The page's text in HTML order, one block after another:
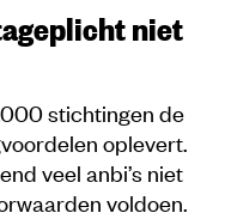
niet
stichtingen de
oplevert.
veel anbi’s niet
voldoen.